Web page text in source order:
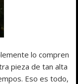
lo compren
pieza de tan alta
Eso es todo,